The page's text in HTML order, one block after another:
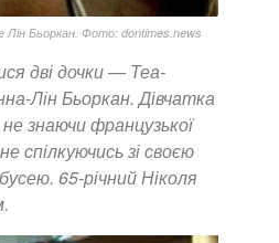
Лін Бьоркан. Фото: dontimes.news
дві дочки — Теа-
Лін Бьоркан. Дівчатка
знаючи французької
спілкуючись зі своєю
65-річний Ніколя